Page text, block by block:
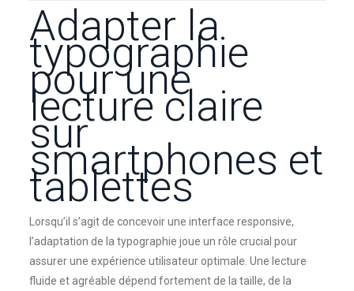
Adapter la
typographie
pour une
lecture claire
sur
smartphones et
tablettes
Lorsqu’il s’agit de concevoir une interface responsive,
l’adaptation de la typographie joue un rôle crucial pour
assurer une expérience utilisateur optimale. Une lecture
fluide et agréable dépend fortement de la taille, de la